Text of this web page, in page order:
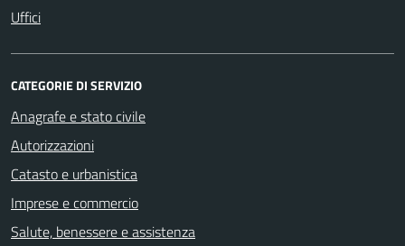
Uffici
CATEGORIE DI SERVIZIO
Anagrafe e stato civile
Autorizzazioni
Catasto e urbanistica
Imprese e commercio
Salute, benessere e assistenza